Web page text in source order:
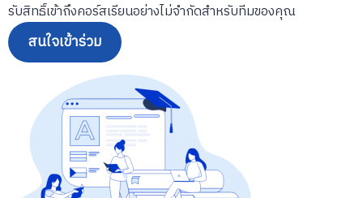
รับสิทธิ์เข้าถึงคอร์สเรียนอย่างไม่จำกัดสำหรับทีมของคุณ
สนใจเข้าร่วม